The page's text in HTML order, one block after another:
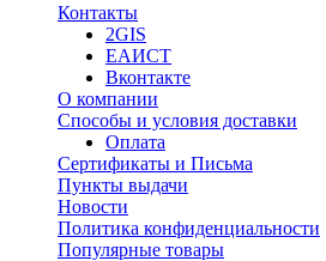
Контакты
2GIS
ЕАИСТ
Вконтакте
О компании
Способы и условия доставки
Оплата
Сертификаты и Письма
Пункты выдачи
Новости
Политика конфиденциальности
Популярные товары